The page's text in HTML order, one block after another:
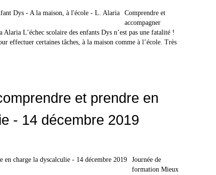
Comprendre et
accompagner
L’échec scolaire des enfants Dys n’est pas une fatalité !
effectuer certaines tâches, à la maison comme à l’école. Très
et prendre en
- 14 décembre 2019
Journée de
formation Mieux